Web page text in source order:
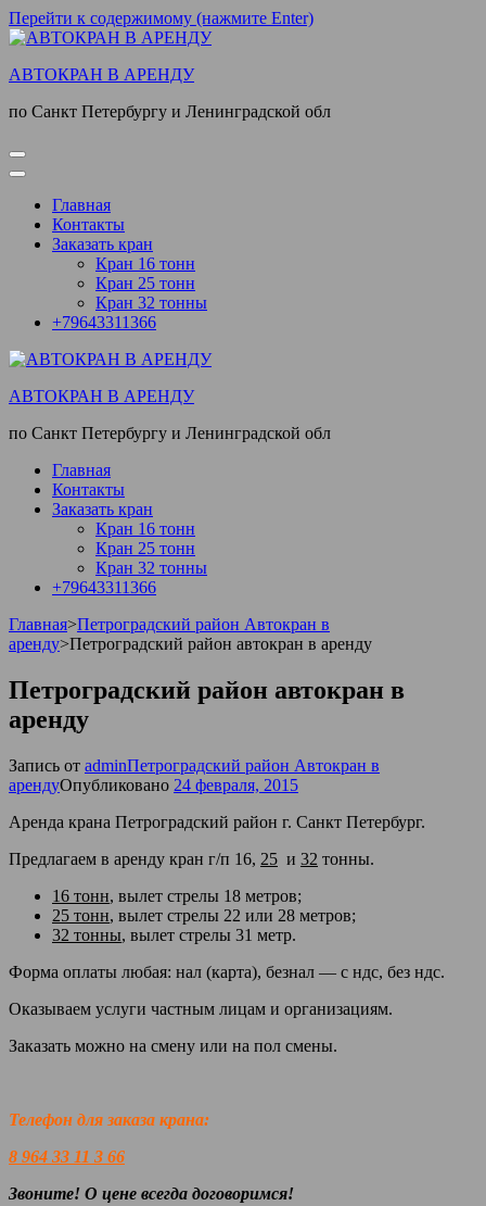
Перейти к содержимому (нажмите Enter)
АВТОКРАН В АРЕНДУ
по Санкт Петербургу и Ленинградской обл
Главная
Контакты
Заказать кран
Кран 16 тонн
Кран 25 тонн
Кран 32 тонны
+79643311366
АВТОКРАН В АРЕНДУ
по Санкт Петербургу и Ленинградской обл
Главная
Контакты
Заказать кран
Кран 16 тонн
Кран 25 тонн
Кран 32 тонны
+79643311366
Главная>Петроградский район Автокран в
аренду>Петроградский район автокран в аренду
Петроградский район автокран в
аренду
Запись от adminПетроградский район Автокран в
арендуОпубликовано 24 февраля, 2015
Аренда крана Петроградский район г. Санкт Петербург.
Предлагаем в аренду кран г/п 16, 25 и 32 тонны.
16 тонн, вылет стрелы 18 метров;
25 тонн, вылет стрелы 22 или 28 метров;
32 тонны, вылет стрелы 31 метр.
Форма оплаты любая: нал (карта), безнал — с ндс, без ндс.
Оказываем услуги частным лицам и организациям.
Заказать можно на смену или на пол смены.
Телефон для заказа крана:
8 964 33 11 3 66
Звоните! О цене всегда договоримся!